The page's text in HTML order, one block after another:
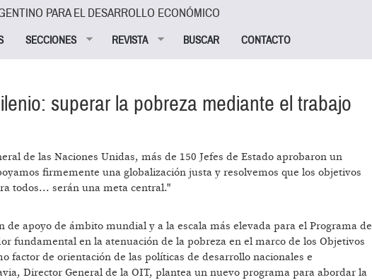
PARA EL DESARROLLO ECONÓMICO
SECCIONES REVISTA BUSCAR CONTACTO
superar la pobreza mediante el trabajo
de las Naciones Unidas, más de 150 Jefes de Estado aprobaron un
firmemente una globalización justa y resolvemos que los objetivos
todos... serán una meta central."
apoyo de ámbito mundial y a la escala más elevada para el Programa de
fundamental en la atenuación de la pobreza en el marco de los Objetivos
factor de orientación de las políticas de desarrollo nacionales e
Director General de la OIT, plantea un nuevo programa para abordar la